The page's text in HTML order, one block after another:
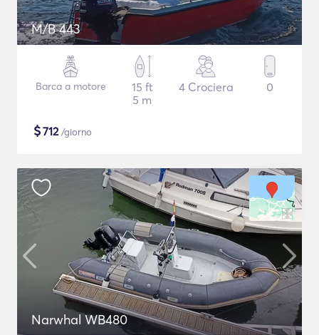
M/B 443
Barca a motore
15 ft
5 m
4 Crociera 0
$712/giorno
Narwhal WB480